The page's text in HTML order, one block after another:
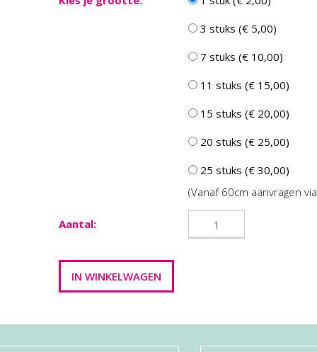
3 stuks (€ 5,00)
7 stuks (€ 10,00)
11 stuks (€ 15,00)
15 stuks (€ 20,00)
20 stuks (€ 25,00)
25 stuks (€ 30,00)
(Vanaf 60cm aanvragen via
Aantal: